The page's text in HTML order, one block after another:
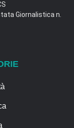
Giornalistica n.